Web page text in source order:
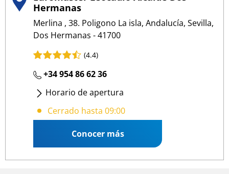
Hermanas
Merlina , 38. Poligono La isla, Andalucía, Sevilla,
Dos Hermanas - 41700
(4.4)
+34 954 86 62 36
Horario de apertura
Lunes - Viernes: 09:00 19:00
Cerrado hasta 09:00
Conocer más